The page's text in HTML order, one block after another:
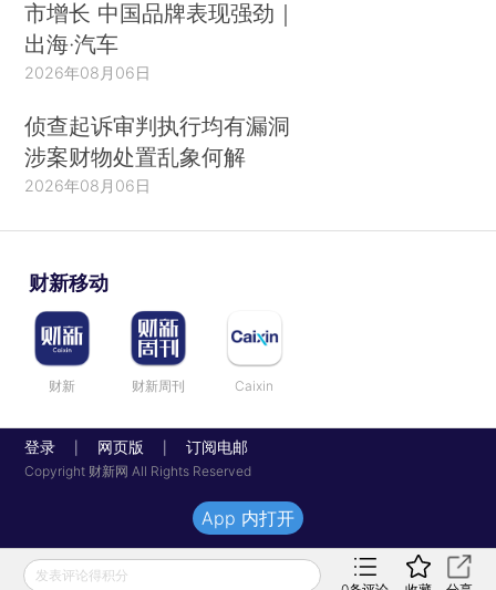
市增长 中国品牌表现强劲｜
出海·汽车
2026年08月06日
侦查起诉审判执行均有漏洞
涉案财物处置乱象何解
2026年08月06日
财新移动
财新 财新周刊 Caixin
登录 网页版 订阅电邮
Copyright 财新网 All Rights Reserved
发表评论得积分
App 内打开